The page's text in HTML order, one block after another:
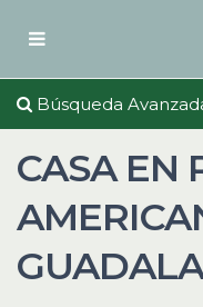
Búsqueda
CASA EN